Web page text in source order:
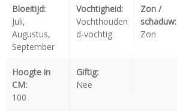
Bloeitijd:
Juli,
Augustus,
September
Vochtigheid:
Vochthouden
d-vochtig
Zon /
schaduw:
Zon
Hoogte in
CM:
100
Giftig:
Nee